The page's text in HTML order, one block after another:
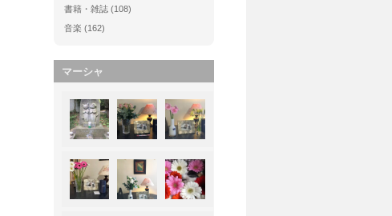
書籍・雑誌 (108)
音楽 (162)
マーシャ